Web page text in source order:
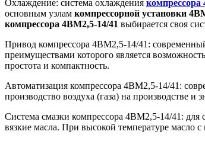
Охлаждение: система охлаждения компрессора
основным узлам компрессорной установки
компрессора 4ВМ2,5-14/41 выбирается своя
Привод компрессора 4ВМ2,5-14/41:
преимуществами которого является
простота и компактность.
Автоматизация компрессора 4ВМ2,5-14/41:
производство воздуха (газа) на производстве
Система смазки компрессора 4ВМ2,5-14/41: для
вязкие масла. При высокой температуре масло